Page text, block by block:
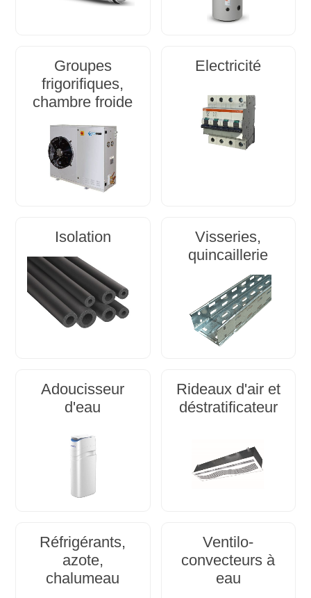
Groupes
frigorifiques,
chambre froide
Electricité
Isolation
Visseries,
quincaillerie
Adoucisseur
d'eau
Rideaux d'air et
déstratificateur
Réfrigérants,
azote,
chalumeau
Ventilo-
convecteurs à
eau